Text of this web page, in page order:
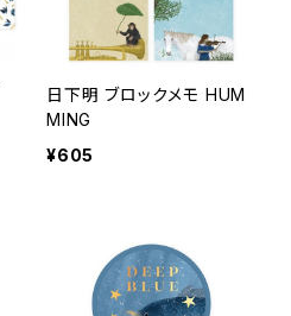
日下明 ブロックメモ HUM
MING
¥605